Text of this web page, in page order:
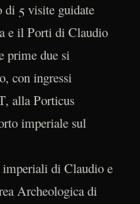
di 5 visite guidate
e il Porti di Claudio
prime due si
con ingressi
alla Porticus
imperiale sul
di Claudio e
Archeologica di